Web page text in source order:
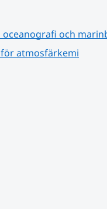
oceanografi och
atmosfärkemi